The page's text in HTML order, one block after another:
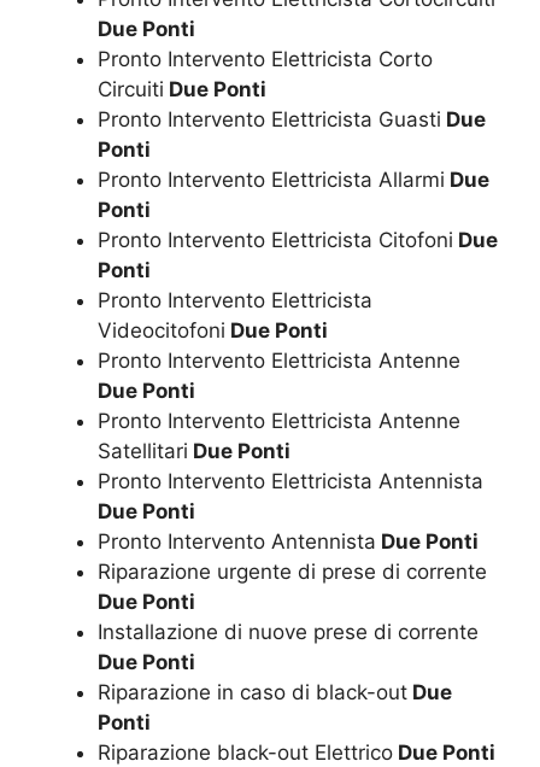
Due Ponti
Pronto Intervento Elettricista Corto
Circuiti Due Ponti
Pronto Intervento Elettricista Guasti Due
Ponti
Pronto Intervento Elettricista Allarmi Due
Ponti
Pronto Intervento Elettricista Citofoni Due
Ponti
Pronto Intervento Elettricista
Videocitofoni Due Ponti
Pronto Intervento Elettricista Antenne
Due Ponti
Pronto Intervento Elettricista Antenne
Satellitari Due Ponti
Pronto Intervento Elettricista Antennista
Due Ponti
Pronto Intervento Antennista Due Ponti
Riparazione urgente di prese di corrente
Due Ponti
Installazione di nuove prese di corrente
Due Ponti
Riparazione in caso di black-out Due
Ponti
Riparazione black-out Elettrico Due Ponti